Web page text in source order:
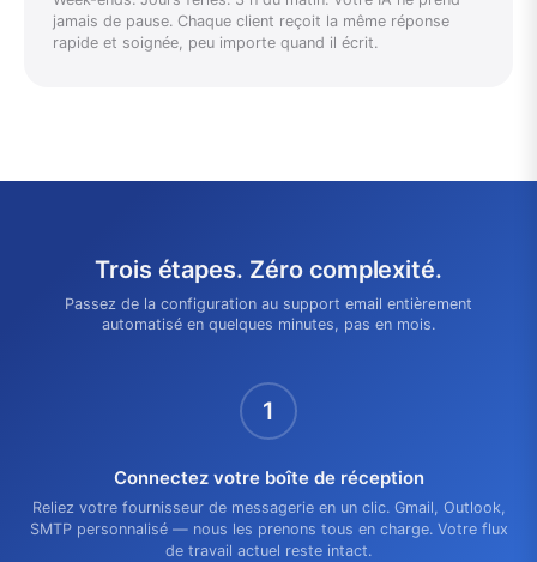
jamais de pause. Chaque client reçoit la même réponse
rapide et soignée, peu importe quand il écrit.
Trois étapes. Zéro complexité.
Passez de la configuration au support email entièrement
automatisé en quelques minutes, pas en mois.
1
Connectez votre boîte de réception
Reliez votre fournisseur de messagerie en un clic. Gmail, Outlook,
SMTP personnalisé — nous les prenons tous en charge. Votre flux
de travail actuel reste intact.